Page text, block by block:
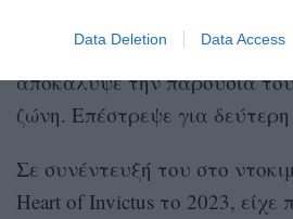
Data Deletion Data Access
δημοσίευμα παραβίασε
αποκάλυψε την παρουσία
ζώνη. Επέστρεψε για
Σε συνέντευξή του στο
Heart of Invictus το 2023, είχε